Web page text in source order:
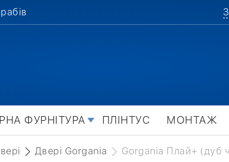
ФУРНІТУРА ПЛІНТУС МОНТАЖ
Двері Gorgania Gorgania Плай+ (дуб